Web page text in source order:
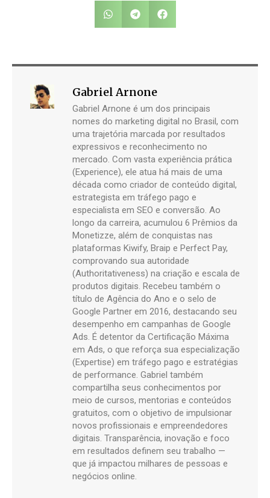
Gabriel Arnone
Gabriel Arnone é um dos principais
nomes do marketing digital no Brasil, com
uma trajetória marcada por resultados
expressivos e reconhecimento no
mercado. Com vasta experiência prática
(Experience), ele atua há mais de uma
década como criador de conteúdo digital,
estrategista em tráfego pago e
especialista em SEO e conversão. Ao
longo da carreira, acumulou 6 Prêmios da
Monetizze, além de conquistas nas
plataformas Kiwify, Braip e Perfect Pay,
comprovando sua autoridade
(Authoritativeness) na criação e escala de
produtos digitais. Recebeu também o
título de Agência do Ano e o selo de
Google Partner em 2016, destacando seu
desempenho em campanhas de Google
Ads. É detentor da Certificação Máxima
em Ads, o que reforça sua especialização
(Expertise) em tráfego pago e estratégias
de performance. Gabriel também
compartilha seus conhecimentos por
meio de cursos, mentorias e conteúdos
gratuitos, com o objetivo de impulsionar
novos profissionais e empreendedores
digitais. Transparência, inovação e foco
em resultados definem seu trabalho —
que já impactou milhares de pessoas e
negócios online.